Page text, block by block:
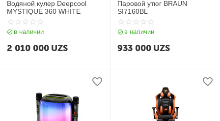
Водяной кулер Deepcool
MYSTIQUE 360 WHITE
в наличии
2 010 000 UZS
Паровой утюг BRAUN
SI7160BL
в наличии
933 000 UZS